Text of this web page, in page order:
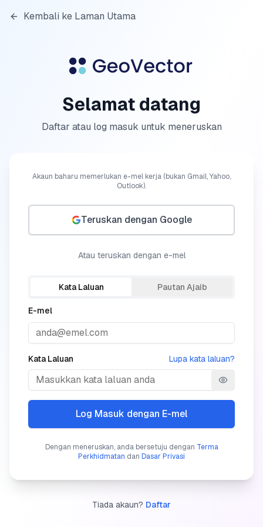
Kembali ke Laman Utama
Selamat datang
Daftar atau log masuk untuk meneruskan
Akaun baharu memerlukan e-mel kerja (bukan Gmail, Yahoo,
Outlook).
Teruskan dengan Google
Atau teruskan dengan e-mel
Kata Laluan Pautan Ajaib
E-mel
Kata Laluan Lupa kata laluan?
Show
Log Masuk dengan E-mel
Dengan meneruskan, anda bersetuju dengan Terma
Perkhidmatan dan Dasar Privasi
Tiada akaun? Daftar